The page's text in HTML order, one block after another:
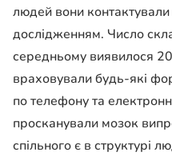
людей вони
дослідженням. Число
середньому виявилося
враховували будь-які
по телефону та
просканували мозок
спільного є в структурі